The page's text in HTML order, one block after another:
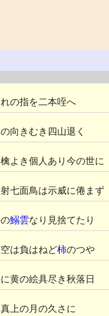
の指を二本咥へ
向きむき四山退く
よき個人あり今の世に
七面鳥は示威に倦まず
鰯雲なり見捨てたり
は負はねど柿のつや
黄の絵具尽き秋落日
上の月の久さに